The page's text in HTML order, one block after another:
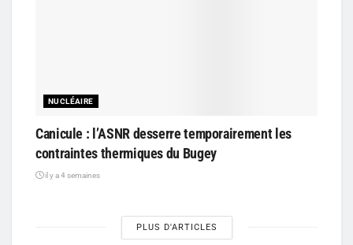
NUCLÉAIRE
Canicule : l’ASNR desserre temporairement les
contraintes thermiques du Bugey
il y a 4 semaines
PLUS D'ARTICLES